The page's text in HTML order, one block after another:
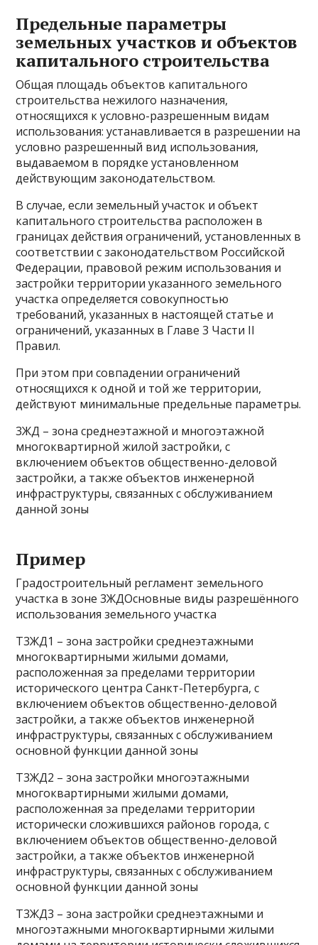
Предельные параметры
земельных участков и объектов
капитального строительства
Общая площадь объектов капитального
строительства нежилого назначения,
относящихся к условно-разрешенным видам
использования: устанавливается в разрешении на
условно разрешенный вид использования,
выдаваемом в порядке установленном
действующим законодательством.
В случае, если земельный участок и объект
капитального строительства расположен в
границах действия ограничений, установленных в
соответствии с законодательством Российской
Федерации, правовой режим использования и
застройки территории указанного земельного
участка определяется совокупностью
требований, указанных в настоящей статье и
ограничений, указанных в Главе 3 Части II
Правил.
При этом при совпадении ограничений
относящихся к одной и той же территории,
действуют минимальные предельные параметры.
3ЖД – зона среднеэтажной и многоэтажной
многоквартирной жилой застройки, с
включением объектов общественно-деловой
застройки, а также объектов инженерной
инфраструктуры, связанных с обслуживанием
данной зоны
Пример
Градостроительный регламент земельного
участка в зоне 3ЖДОсновные виды разрешённого
использования земельного участка
Т3ЖД1 – зона застройки среднеэтажными
многоквартирными жилыми домами,
расположенная за пределами территории
исторического центра Санкт-Петербурга, с
включением объектов общественно-деловой
застройки, а также объектов инженерной
инфраструктуры, связанных с обслуживанием
основной функции данной зоны
Т3ЖД2 – зона застройки многоэтажными
многоквартирными жилыми домами,
расположенная за пределами территории
исторически сложившихся районов города, с
включением объектов общественно-деловой
застройки, а также объектов инженерной
инфраструктуры, связанных с обслуживанием
основной функции данной зоны
Т3ЖД3 – зона застройки среднеэтажными и
многоэтажными многоквартирными жилыми